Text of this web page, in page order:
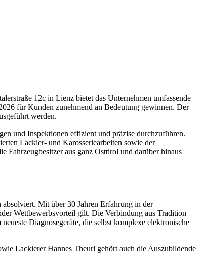
12c in Lienz bietet das Unternehmen umfassende
für Kunden zunehmend an Bedeutung gewinnen. Der
werden.
und Inspektionen effizient und präzise durchzuführen.
Lackier- und Karosseriearbeiten sowie der
Fahrzeugbesitzer aus ganz Osttirol und darüber hinaus
Mit über 30 Jahren Erfahrung in der
Wettbewerbsvorteil gilt. Die Verbindung aus Tradition
Diagnosegeräte, die selbst komplexe elektronische
Lackierer Hannes Theurl gehört auch die Auszubildende